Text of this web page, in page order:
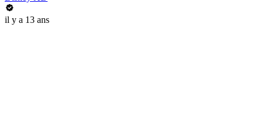
il y a 13 ans